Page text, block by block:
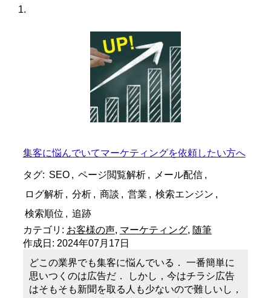
集客に悩んでいてマーケティングを依頼したい方へ
タグ: SEO , ページ閲覧解析 , メール配信 ,
ログ解析 , 分析 , 商談 , 営業 , 検索エンジン ,
検索順位 , 追跡
カテゴリ: お客様の声, マーケティング, 随筆
作成日: 2024年07月17日
どこの業界でも集客に悩んでいる． 一番簡単に
思いつくのは広告だ． しかし，今はチラシ広告
はそもそも新聞を取る人も少ないので難しいし，